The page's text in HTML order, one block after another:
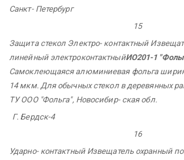
Санкт-Петербург
15
Защита стекол Электро-контактный
линейный электроконтактныйИО201-1
Самоклеющаяся алюминиевая фольга
14 мкм. Для обычных стекол в деревянных
ТУ ООО"Фольга", Новосибир-ская обл.
Г. Бердск-4
16
Ударно-контактный Извещатель охранный